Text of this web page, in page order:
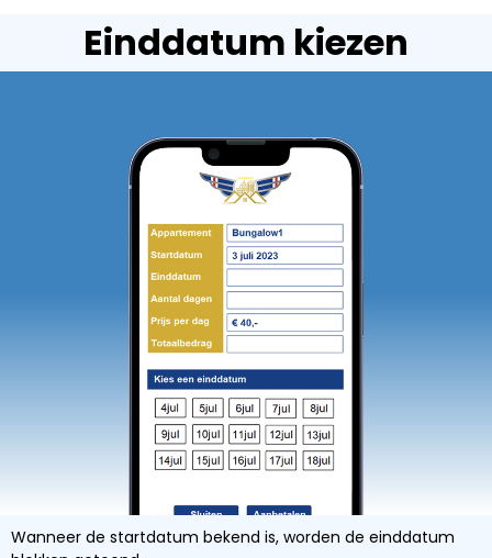
Einddatum kiezen
Wanneer de startdatum bekend is, worden de einddatum